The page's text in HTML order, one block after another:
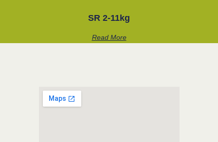
SR 2-11kg
Read More